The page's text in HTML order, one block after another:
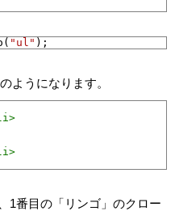
( "ul" );
ようになります。
1番目の「リンゴ」のクロー